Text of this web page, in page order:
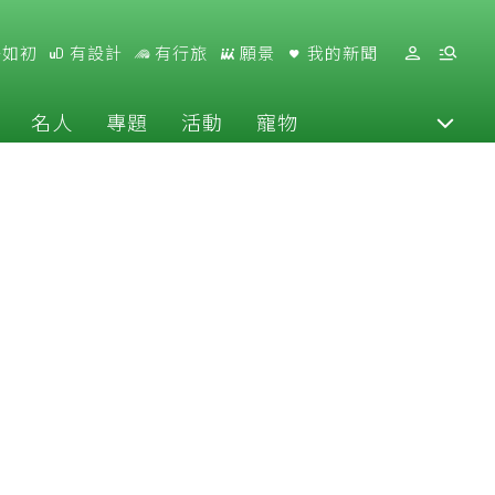
初 有設計 有行旅 願景 我的新聞
名人 專題 活動 寵物